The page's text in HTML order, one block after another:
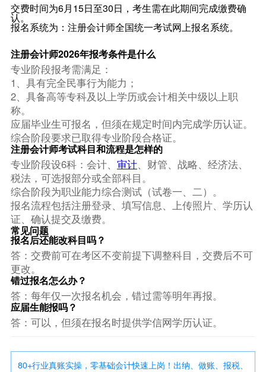
交费时间为6月15日至30日，考生需在此期间完成缴费确
认。
报名系统为：注册会计师全国统一考试网上报名系统。
注册会计师2026年报考条件是什么
专业阶段报考需满足：
1、具有完全民事行为能力；
2、具备高等专科及以上学历或会计相关中级以上职
称。
应届毕业生可报名，但须在规定时间内完成学历认证。
综合阶段要求已取得专业阶段合格证。
注册会计师考试科目和流程是怎样的
专业阶段设6科：会计、 审计、财管、战略、经济法、
税法，可选报部分或全部科目。
综合阶段为职业能力综合测试（试卷一、二）。
报名流程包括注册登录、填写信息、上传照片、学历认
证、确认提交及缴费。
常见问题
报名后还能改科目吗？
答：交费前可在考区不变前提下调整科目，交费后不可
更改。
错过报名怎么办？
答：每年仅一次报名机会，错过需等明年再报。
应届生能报吗？
答：可以，但须在报名时提供学信网学历认证。
80+行业真账实操，零基础会计快速上岗！出纳、做账、报税、